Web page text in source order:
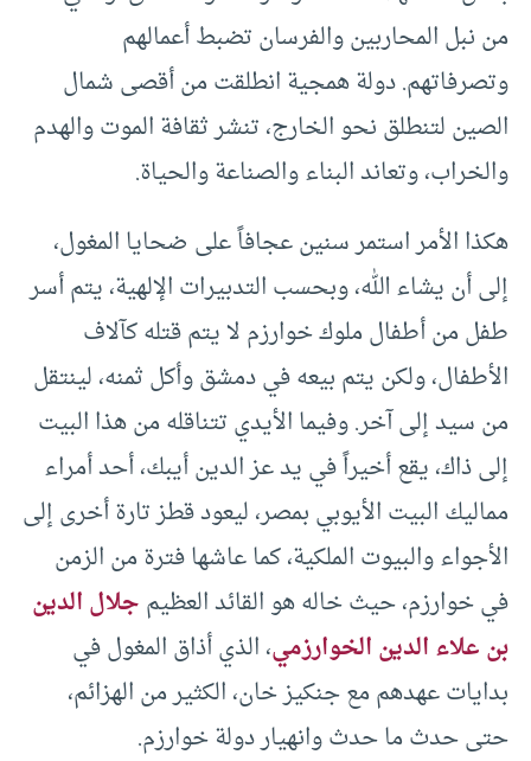
من نبل المحاربين والفرسان تضبط أعمالهم
وتصرفاتهم. دولة همجية انطلقت من أقصى شمال
الصين لتنطلق نحو الخارج، تنشر ثقافة الموت والهدم
والخراب، وتعاند البناء والصناعة والحياة.
هكذا الأمر استمر سنين عجافاً على ضحايا المغول،
إلى أن يشاء الله، وبحسب التدبيرات الإلهية، يتم أسر
طفل من أطفال ملوك خوارزم لا يتم قتله كآلاف
الأطفال، ولكن يتم بيعه في دمشق وأكل ثمنه، لينتقل
من سيد إلى آخر. وفيما الأيدي تتناقله من هذا البيت
إلى ذاك، يقع أخيراً في يد عز الدين أيبك، أحد أمراء
مماليك البيت الأيوبي بمصر، ليعود قطز تارة أخرى إلى
الأجواء والبيوت الملكية، كما عاشها فترة من الزمن
في خوارزم، حيث خاله هو القائد العظيمجلال الدين
بن علاء الدين الخوارزمي، الذي أذاق المغول في
بدايات عهدهم مع جنكيز خان، الكثير من الهزائم،
حتى حدث ما حدث وانهيار دولة خوارزم.